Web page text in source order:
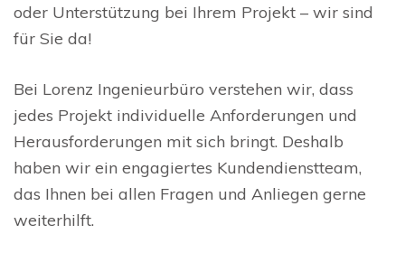
oder Unterstützung bei Ihrem Projekt – wir sind
für Sie da!
Bei Lorenz Ingenieurbüro verstehen wir, dass
jedes Projekt individuelle Anforderungen und
Herausforderungen mit sich bringt. Deshalb
haben wir ein engagiertes Kundendienstteam,
das Ihnen bei allen Fragen und Anliegen gerne
weiterhilft.